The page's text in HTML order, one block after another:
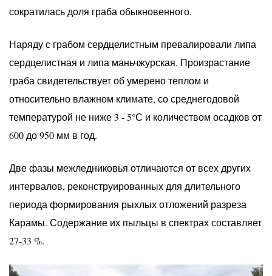
сократилась доля граба обыкновенного.
Наряду с грабом сердцелистным превалировали липа
сердцелистная и липа маньчжурская. Произрастание
граба свидетельствует об умерено теплом и
относительно влажном климате, со среднегодовой
температурой не ниже 3 - 5°С и количеством осадков от
600 до 950 мм в год.
Две фазы межледниковья отличаются от всех других
интервалов, реконструированных для длительного
периода формирования рыхлых отложений разреза
Карамы. Содержание их пыльцы в спектрах составляет
27-33 %.